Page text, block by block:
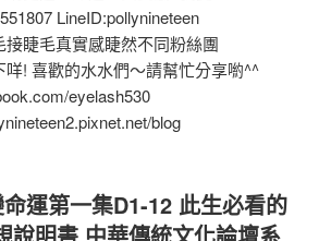
LineID:pollynineteen
睫毛真實感睫然不同粉絲團
咩! 喜歡的水水們～請幫忙分享喲^^
eyelash530
blog
運第一集D1-12 此生必看的